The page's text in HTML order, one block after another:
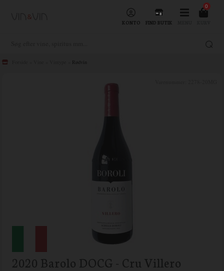
KONTO FIND BUTIK
0
Rødvin
2020 Barolo DOCG - Cru Villero